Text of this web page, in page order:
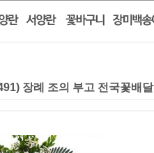
장례 조의 부고 전국꽃배달